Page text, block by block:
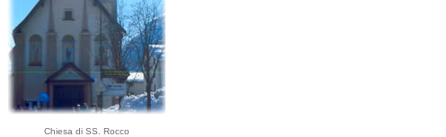
Chiesa di SS. Rocco